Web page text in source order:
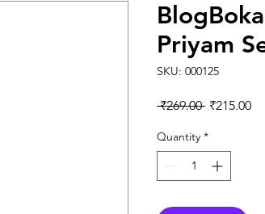
Priyam
SKU: 000125
₹269.00 Regular
₹215.00
Quantity *